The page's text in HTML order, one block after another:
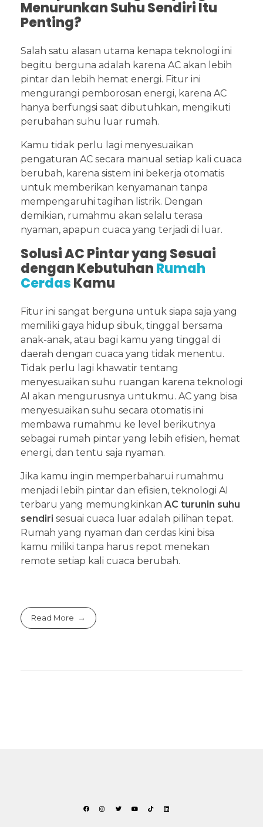
Menurunkan Suhu Sendiri Itu
Penting?
Salah satu alasan utama kenapa teknologi ini
begitu berguna adalah karena AC akan lebih
pintar dan lebih hemat energi. Fitur ini
mengurangi pemborosan energi, karena AC
hanya berfungsi saat dibutuhkan, mengikuti
perubahan suhu luar rumah.
Kamu tidak perlu lagi menyesuaikan
pengaturan AC secara manual setiap kali cuaca
berubah, karena sistem ini bekerja otomatis
untuk memberikan kenyamanan tanpa
mempengaruhi tagihan listrik. Dengan
demikian, rumahmu akan selalu terasa
nyaman, apapun cuaca yang terjadi di luar.
Solusi AC Pintar yang Sesuai
dengan KebutuhanRumah
CerdasKamu
Fitur ini sangat berguna untuk siapa saja yang
memiliki gaya hidup sibuk, tinggal bersama
anak-anak, atau bagi kamu yang tinggal di
daerah dengan cuaca yang tidak menentu.
Tidak perlu lagi khawatir tentang
menyesuaikan suhu ruangan karena teknologi
AI akan mengurusnya untukmu. AC yang bisa
menyesuaikan suhu secara otomatis ini
membawa rumahmu ke level berikutnya
sebagai rumah pintar yang lebih efisien, hemat
energi, dan tentu saja nyaman.
Jika kamu ingin memperbaharui rumahmu
menjadi lebih pintar dan efisien, teknologi AI
terbaru yang memungkinkan AC turunin suhu
sendiri sesuai cuaca luar adalah pilihan tepat.
Rumah yang nyaman dan cerdas kini bisa
kamu miliki tanpa harus repot menekan
remote setiap kali cuaca berubah.
Read More